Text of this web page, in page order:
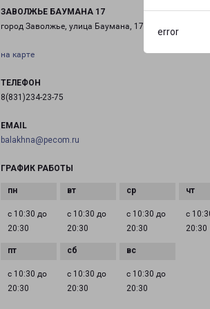
error
ЗАВОЛЖЬЕ БАУМАНА 17
город Заволжье, улица Баумана, 17
на карте
ТЕЛЕФОН
8(831)234-23-75
EMAIL
balakhna@pecom.ru
ГРАФИК РАБОТЫ
с 10:30 до
20:30
с 10:30 до
20:30
с 10:30 до
20:30
с
20:30
с 10:30 до
20:30
с 10:30 до
20:30
с 10:30 до
20:30